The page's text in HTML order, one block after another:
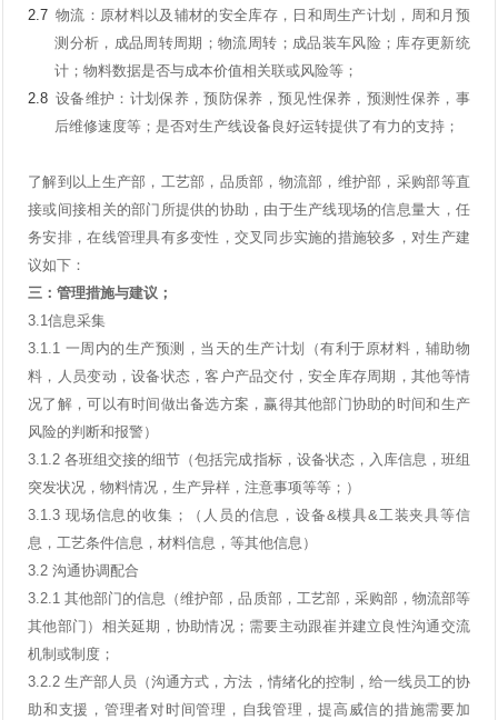
2.7 物流：原材料以及辅材的安全库存，日和周生产计划，周和月预
测分析，成品周转周期；物流周转；成品装车风险；库存更新统
计；物料数据是否与成本价值相关联或风险等；
2.8 设备维护：计划保养，预防保养，预见性保养，预测性保养，事
后维修速度等；是否对生产线设备良好运转提供了有力的支持；
了解到以上生产部，工艺部，品质部，物流部，维护部，采购部等直
接或间接相关的部门所提供的协助，由于生产线现场的信息量大，任
务安排，在线管理具有多变性，交叉同步实施的措施较多，对生产建
议如下：
三：管理措施与建议；
3.1信息采集
3.1.1 一周内的生产预测，当天的生产计划（有利于原材料，辅助物
料，人员变动，设备状态，客户产品交付，安全库存周期，其他等情
况了解，可以有时间做出备选方案，赢得其他部门协助的时间和生产
风险的判断和报警）
3.1.2各班组交接的细节（包括完成指标，设备状态，入库信息，班组
突发状况，物料情况，生产异样，注意事项等等；）
3.1.3 现场信息的收集；（人员的信息，设备&模具&工装夹具等信
息，工艺条件信息，材料信息，等其他信息）
3.2沟通协调配合
3.2.1其他部门的信息（维护部，品质部，工艺部，采购部，物流部等
其他部门）相关延期，协助情况；需要主动跟崔并建立良性沟通交流
机制或制度；
3.2.2生产部人员（沟通方式，方法，情绪化的控制，给一线员工的协
助和支援，管理者对时间管理，自我管理，提高威信的措施需要加